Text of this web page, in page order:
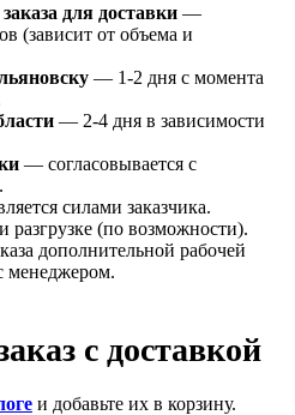
для доставки —
(зависит от объема и
— 1-2 дня с момента
— 2-4 дня в зависимости
— согласовывается с
силами заказчика.
разгрузке (по возможности).
дополнительной рабочей
менеджером.
с доставкой
и добавьте их в корзину.